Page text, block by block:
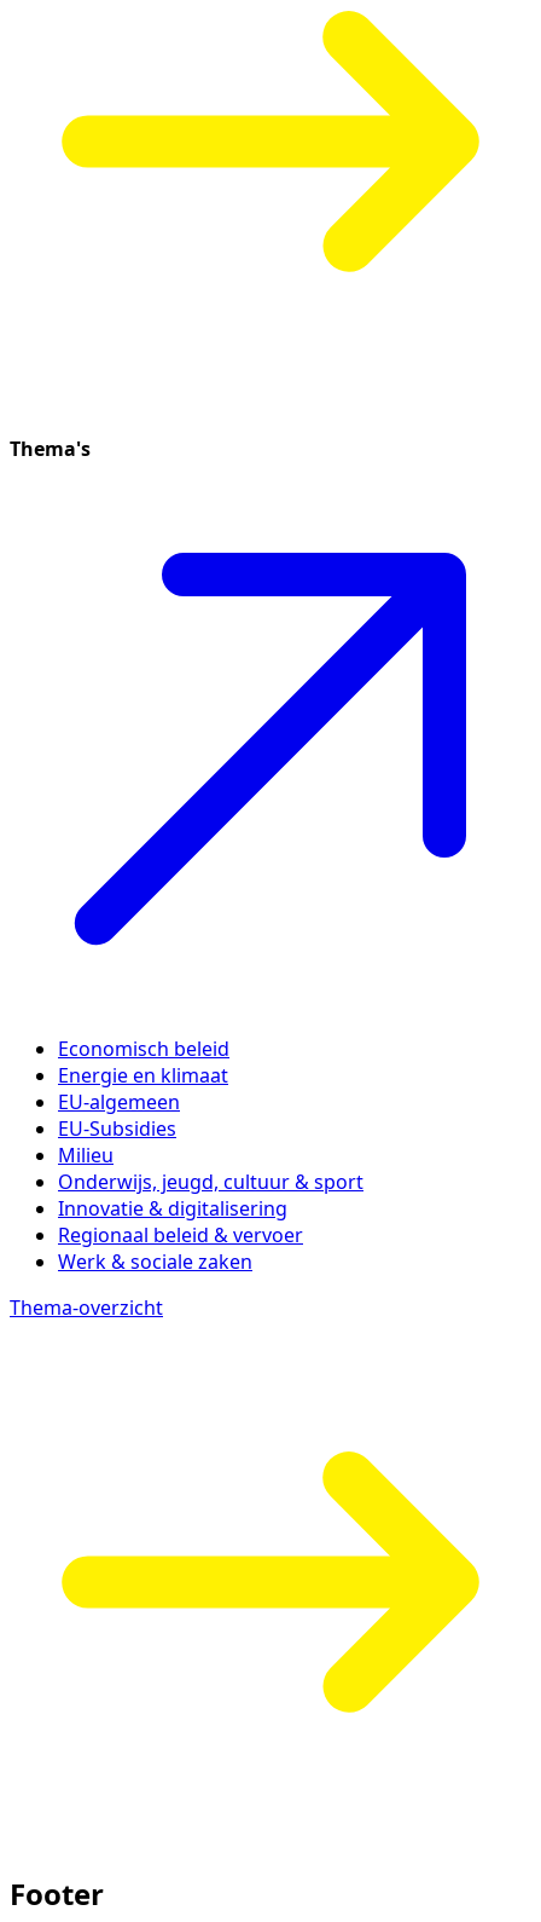
Thema's
Economisch beleid
Energie en klimaat
EU-algemeen
EU-Subsidies
Milieu
Onderwijs, jeugd, cultuur & sport
Innovatie & digitalisering
Regionaal beleid & vervoer
Werk & sociale zaken
Thema-overzicht
Footer